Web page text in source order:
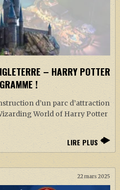
– HARRY POTTER
!
d’un parc d’attraction
World of Harry Potter
LIRE PLUS
22 mars 2025